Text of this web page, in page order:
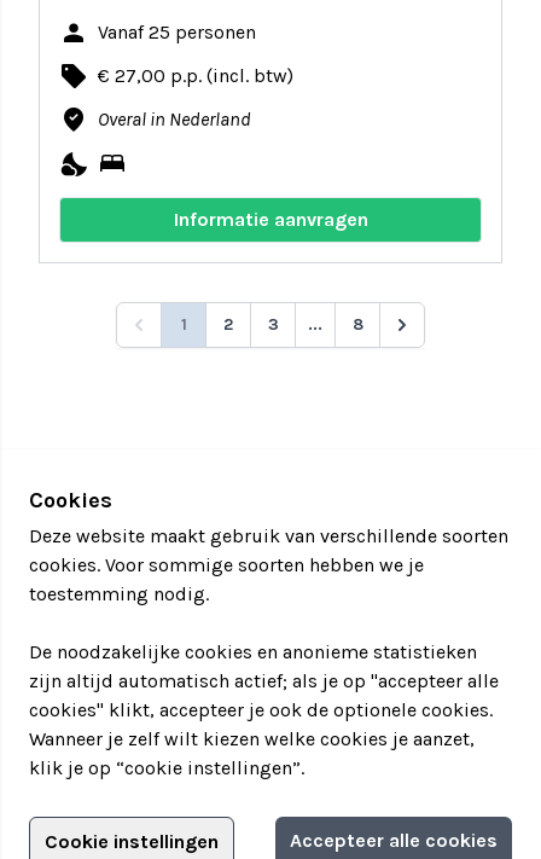
person Vanaf 25 personen
local_offer € 27,00 p.p. (incl. btw)
where_to_vote Overal in Nederland
nights_stay bed
Informatie aanvragen
1 2 3 ... 8
Adverteren?
Cookies
Deze website maakt gebruik van verschillende soorten
cookies. Voor sommige soorten hebben we je
toestemming nodig.
De noodzakelijke cookies en anonieme statistieken
zijn altijd automatisch actief; als je op "accepteer alle
cookies" klikt, accepteer je ook de optionele cookies.
Wanneer je zelf wilt kiezen welke cookies je aanzet,
klik je op “cookie instellingen”.
Cookie instellingen Accepteer alle cookies